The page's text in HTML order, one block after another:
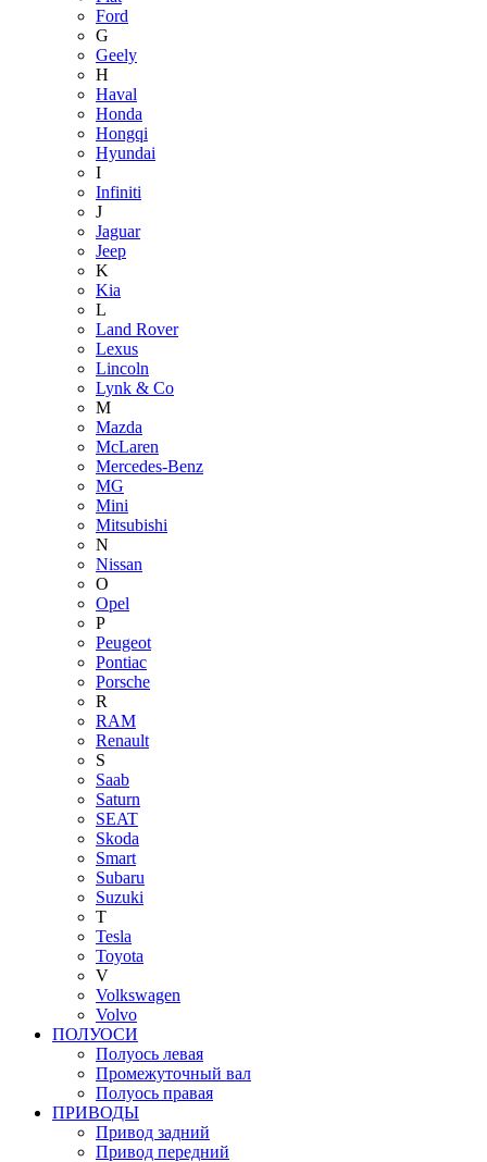
Ford
G
Geely
H
Haval
Honda
Hongqi
Hyundai
I
Infiniti
J
Jaguar
Jeep
K
Kia
L
Land Rover
Lexus
Lincoln
Lynk & Co
M
Mazda
McLaren
Mercedes-Benz
MG
Mini
Mitsubishi
N
Nissan
O
Opel
P
Peugeot
Pontiac
Porsche
R
RAM
Renault
S
Saab
Saturn
SEAT
Skoda
Smart
Subaru
Suzuki
T
Tesla
Toyota
V
Volkswagen
Volvo
ПОЛУОСИ
Полуось левая
Промежуточный вал
Полуось правая
ПРИВОДЫ
Привод задний
Привод передний